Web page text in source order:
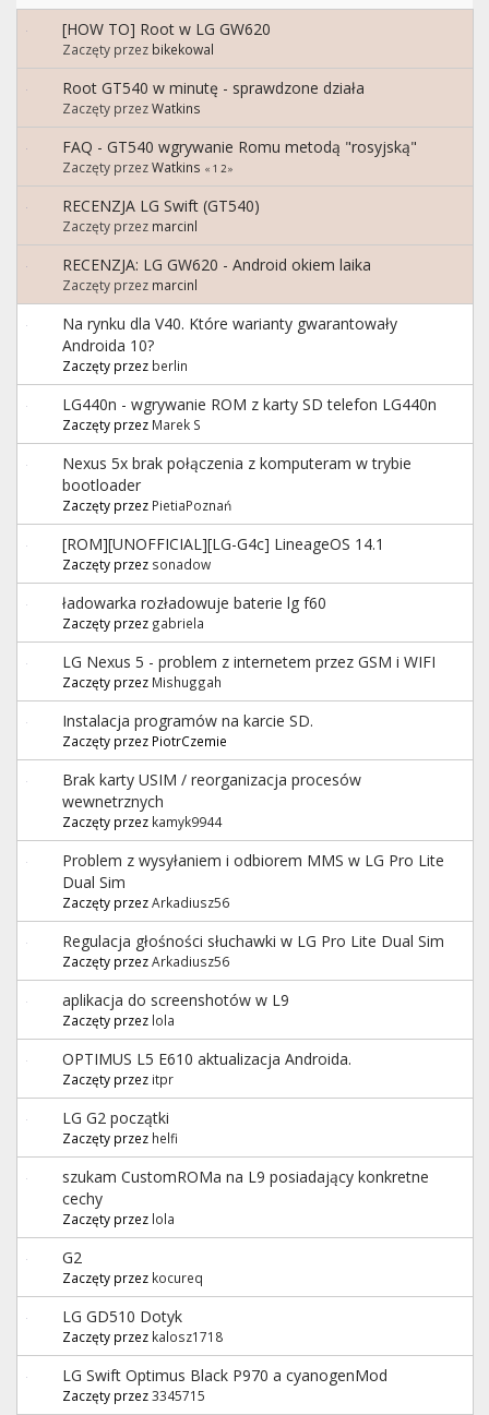
[HOW TO] Root w LG GW620
Zaczęty przez bikekowal
Root GT540 w minutę - sprawdzone działa
Zaczęty przezWatkins
FAQ - GT540 wgrywanie Romu metodą "rosyjską"
Zaczęty przezWatkins « 1 2»
RECENZJA LG Swift (GT540)
Zaczęty przez marcinl
RECENZJA: LG GW620 - Android okiem laika
Zaczęty przez marcinl
Na rynku dla V40. Które warianty gwarantowały
Androida 10?
Zaczęty przez berlin
LG440n - wgrywanie ROM z karty SD telefon LG440n
Zaczęty przez Marek S
Nexus 5x brak połączenia z komputeram w trybie
bootloader
Zaczęty przez PietiaPoznań
[ROM][UNOFFICIAL][LG-G4c] LineageOS 14.1
Zaczęty przez sonadow
ładowarka rozładowuje baterie lg f60
Zaczęty przez gabriela
LG Nexus 5 - problem z internetem przez GSM i WIFI
Zaczęty przez Mishuggah
Instalacja programów na karcie SD.
Zaczęty przez PiotrCzemie
Brak karty USIM / reorganizacja procesów
wewnetrznych
Zaczęty przez kamyk9944
Problem z wysyłaniem i odbiorem MMS w LG Pro Lite
Dual Sim
Zaczęty przezArkadiusz56
Regulacja głośności słuchawki w LG Pro Lite Dual Sim
Zaczęty przezArkadiusz56
aplikacja do screenshotów w L9
Zaczęty przez lola
OPTIMUS L5 E610 aktualizacja Androida.
Zaczęty przez itpr
LG G2 początki
Zaczęty przez helfi
szukam CustomROMa na L9 posiadający konkretne
cechy
Zaczęty przez lola
G2
Zaczęty przez kocureq
LG GD510 Dotyk
Zaczęty przez kalosz1718
LG Swift Optimus Black P970 a cyanogenMod
Zaczęty przez3345715